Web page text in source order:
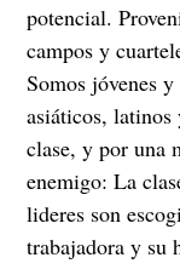
potencial.
campos y
Somos jóvenes
asiáticos, latinos
clase, y por una
enemigo: La
lideres son
trabajadora y su